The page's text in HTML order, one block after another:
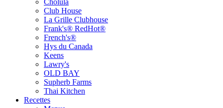
Cholula
Club House
La Grille Clubhouse
Frank's® RedHot®
French's®
Hys du Canada
Keens
Lawry's
OLD BAY
Supherb Farms
Thai Kitchen
Recettes